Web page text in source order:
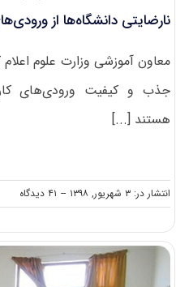
نارضایتی دانشگاه‌ها از
معاون آموزشی وزارت علوم
جذب و کیفیت ورودی‌های
هستند [...]
انتشار در: ۳ شهریور, ۱۳۹۸ -- ۴۱ دیدگاه
on
از